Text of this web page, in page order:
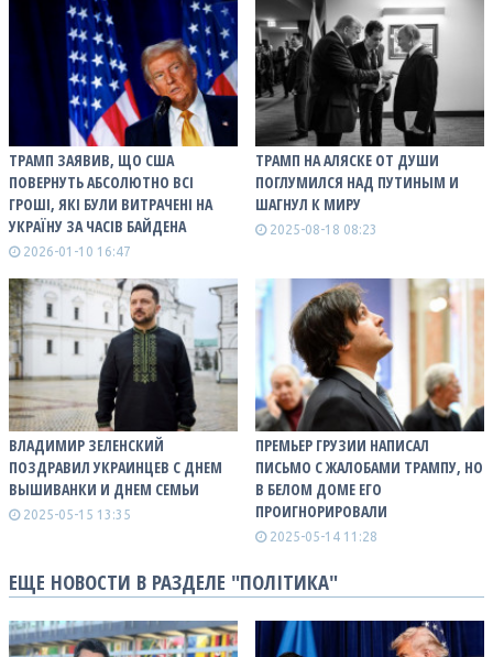
ТРАМП ЗАЯВИВ, ЩО США
ПОВЕРНУТЬ АБСОЛЮТНО ВСІ
ГРОШІ, ЯКІ БУЛИ ВИТРАЧЕНІ НА
УКРАЇНУ ЗА ЧАСІВ БАЙДЕНА
2026-01-10 16:47
ТРАМП НА АЛЯСКЕ ОТ ДУШИ
ПОГЛУМИЛСЯ НАД ПУТИНЫМ И
ШАГНУЛ К МИРУ
2025-08-18 08:23
ВЛАДИМИР ЗЕЛЕНСКИЙ
ПОЗДРАВИЛ УКРАИНЦЕВ С ДНЕМ
ВЫШИВАНКИ И ДНЕМ СЕМЬИ
2025-05-15 13:35
ПРЕМЬЕР ГРУЗИИ НАПИСАЛ
ПИСЬМО С ЖАЛОБАМИ ТРАМПУ, НО
В БЕЛОМ ДОМЕ ЕГО
ПРОИГНОРИРОВАЛИ
2025-05-14 11:28
ЕЩЕ НОВОСТИ В РАЗДЕЛЕ "ПОЛІТИКА"